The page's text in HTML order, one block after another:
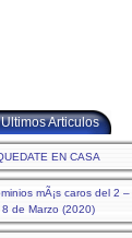
Ultimos Articulos
EN CASA
mÃ¡s caros del 2 –
8 de Marzo (2020)